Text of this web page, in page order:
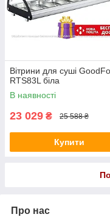
Вітрини для суші
RTS83L біла
В наявності
23 029 ₴ 25 588 ₴
Купити
Про нас